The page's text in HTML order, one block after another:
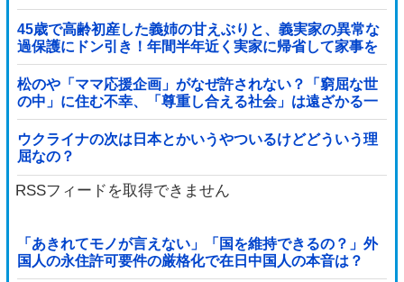
45歳で高齢初産した義姉の甘えぶりと、義実家の異常な
過保護にドン引き！年間半年近く実家に帰省して家事を
高齢親に丸投げし、新幹線の移動すら義兄に送迎させて
いた・・・
松のや「ママ応援企画」がなぜ許されない？「窮屈な世
の中」に住む不幸、「尊重し合える社会」は遠ざかる一
方
ウクライナの次は日本とかいうやついるけどどういう理
屈なの？
RSSフィードを取得できません
「あきれてモノが言えない」「国を維持できるの？」外
国人の永住許可要件の厳格化で在日中国人の本音は？